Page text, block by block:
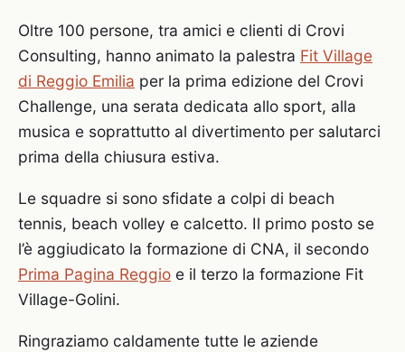
Oltre 100 persone, tra amici e clienti di Crovi
Consulting, hanno animato la palestra Fit Village
di Reggio Emilia per la prima edizione del Crovi
Challenge, una serata dedicata allo sport, alla
musica e soprattutto al divertimento per salutarci
prima della chiusura estiva.
Le squadre si sono sfidate a colpi di beach
tennis, beach volley e calcetto. Il primo posto se
l’è aggiudicato la formazione di CNA, il secondo
Prima Pagina Reggio e il terzo la formazione Fit
Village-Golini.
Ringraziamo caldamente tutte le aziende